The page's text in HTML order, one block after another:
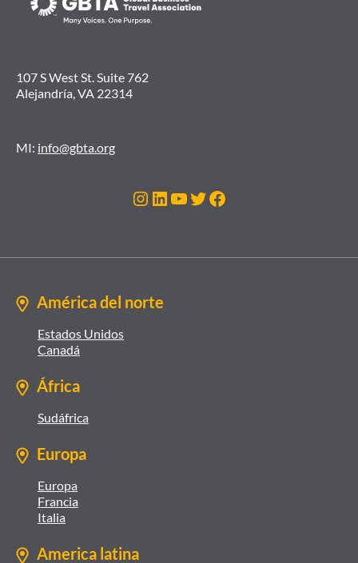
107 S West St. Suite 762
Alejandría, VA 22314
MI: info@gbta.org
Instagram
LinkedIn
YouTube
Twitter
Facebook
América del norte
Estados Unidos
Canadá
África
Sudáfrica
Europa
Europa
Francia
Italia
America latina